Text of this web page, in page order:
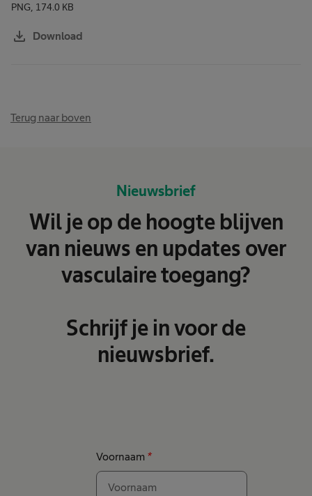
PNG, 174.0 KB
download Download
Terug naar boven
Nieuwsbrief
Wil je op de hoogte blijven
van nieuws en updates over
vasculaire toegang?
Schrijf je in voor de
nieuwsbrief.
Voornaam *